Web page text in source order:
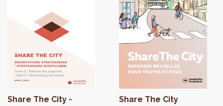
Share The City -
Share The City